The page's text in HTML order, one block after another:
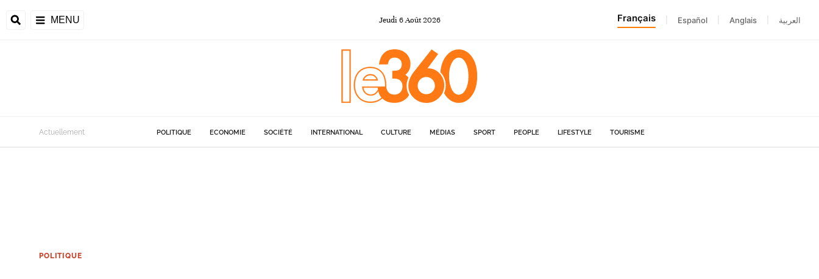
MENU Jeudi 6Août 2026 Français Español Anglais العربية
Actuellement POLITIQUE ECONOMIE SOCIÉTÉ INTERNATIONAL CULTURE MÉDIAS SPORT PEOPLE LIFESTYLE TOURISME
POLITIQUE